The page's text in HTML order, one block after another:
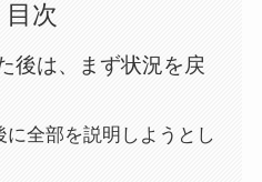
目次
後は、まず状況を戻
に全部を説明しようとし